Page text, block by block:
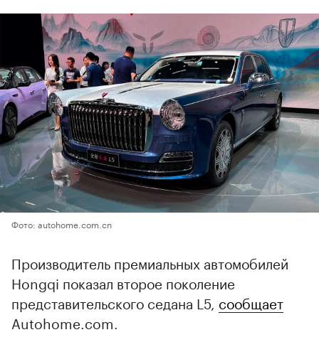
Фото: autohome.com.cn
Производитель премиальных автомобилей
Hongqi показал второе поколение
представительского седана L5, сообщает
Autohome.com.